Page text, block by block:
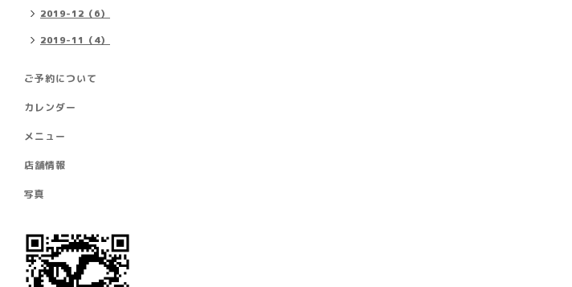
2019-12（6）
2019-11（4）
ご予約について
カレンダー
メニュー
店舗情報
写真